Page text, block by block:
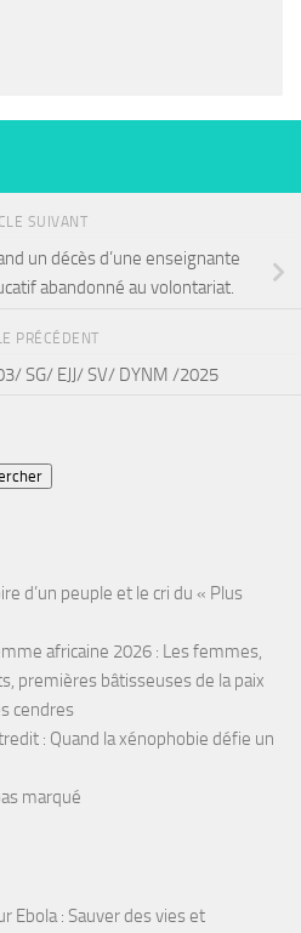
SUIVANT
un décès d’une enseignante
abandonné au volontariat.
PRÉCÉDENT
SG/ EJJ/ SV/ DYNM /2025
d’un peuple et le cri du « Plus
africaine 2026 : Les femmes,
premières bâtisseuses de la paix
cendres
: Quand la xénophobie défie un
marqué
Ebola : Sauver des vies et